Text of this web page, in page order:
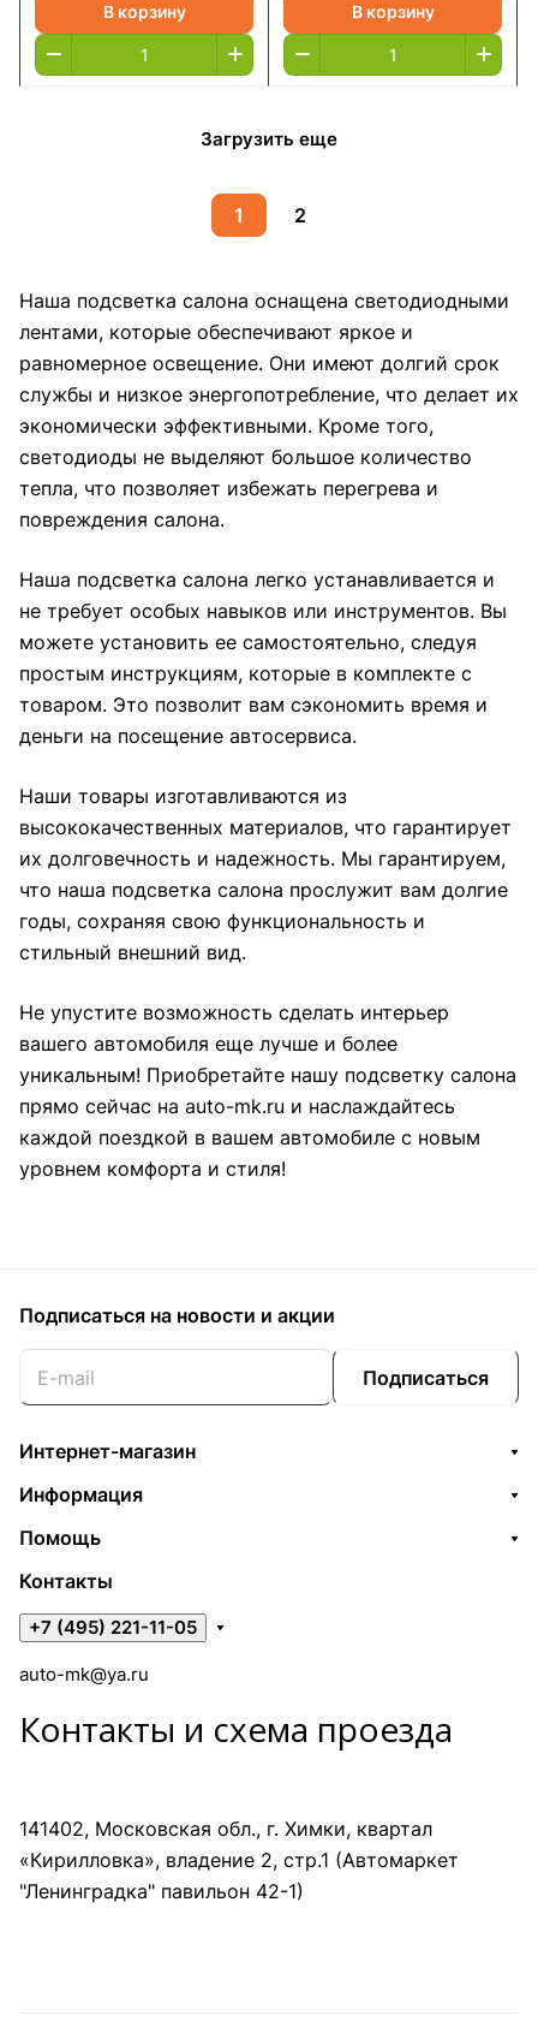
В корзину В корзину
Загрузить еще
1 2
Наша подсветка салона оснащена светодиодными
лентами, которые обеспечивают яркое и
равномерное освещение. Они имеют долгий срок
службы и низкое энергопотребление, что делает их
экономически эффективными. Кроме того,
светодиоды не выделяют большое количество
тепла, что позволяет избежать перегрева и
повреждения салона.
Наша подсветка салона легко устанавливается и
не требует особых навыков или инструментов. Вы
можете установить ее самостоятельно, следуя
простым инструкциям, которые в комплекте с
товаром. Это позволит вам сэкономить время и
деньги на посещение автосервиса.
Наши товары изготавливаются из
высококачественных материалов, что гарантирует
их долговечность и надежность. Мы гарантируем,
что наша подсветка салона прослужит вам долгие
годы, сохраняя свою функциональность и
стильный внешний вид.
Не упустите возможность сделать интерьер
вашего автомобиля еще лучше и более
уникальным! Приобретайте нашу подсветку салона
прямо сейчас на auto-mk.ru и наслаждайтесь
каждой поездкой в вашем автомобиле с новым
уровнем комфорта и стиля!
Подписаться на новости и акции
Подписаться
Интернет-магазин
Информация
Помощь
Контакты
+7 (495) 221-11-05
auto-mk@ya.ru
Контакты и схема проезда
141402, Московская обл., г. Химки, квартал
«Кирилловка», владение 2, стр.1 (Автомаркет
"Ленинградка" павильон 42-1)